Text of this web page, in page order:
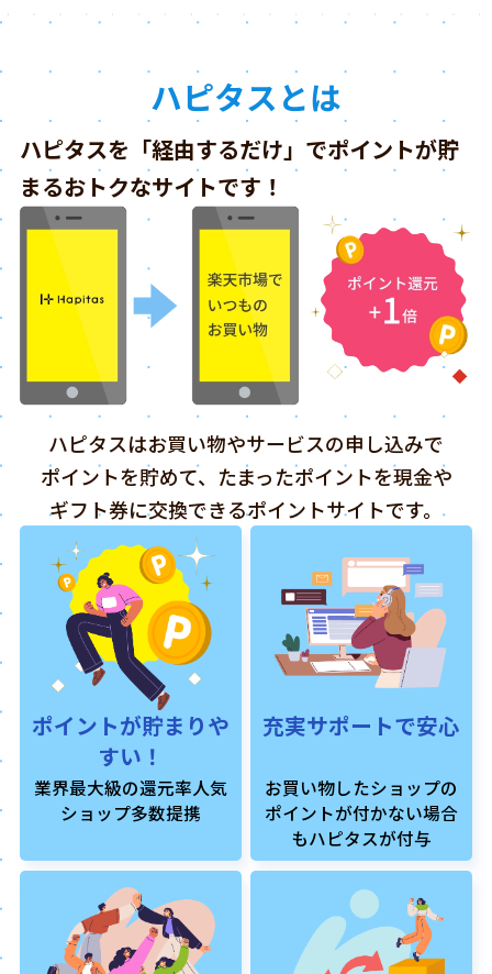
ハピタスとは
ハピタスを「経由するだけ」でポイントが貯
まるおトクなサイトです！
ハピタスはお買い物やサービスの申し込みで
ポイントを貯めて、たまったポイントを現金や
ギフト券に交換できるポイントサイトです。
ポイントが貯まりや
すい！
業界最大級の還元率人気
ショップ多数提携
充実サポートで安心
お買い物したショップの
ポイントが付かない場合
もハピタスが付与